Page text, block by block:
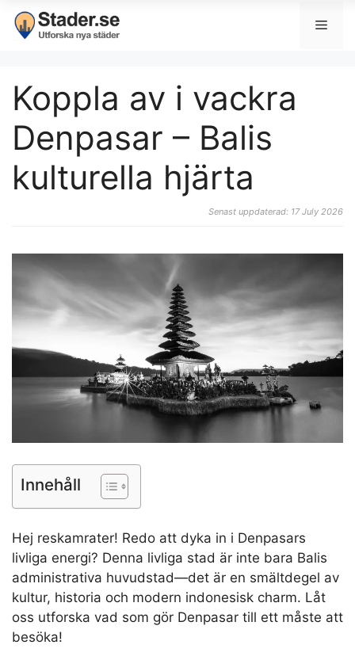
Koppla av i vackra
Denpasar – Balis
kulturella hjärta
Senast uppdaterad: 17 July 2026
Innehåll
Hej reskamrater! Redo att dyka in i Denpasars
livliga energi? Denna livliga stad är inte bara Balis
administrativa huvudstad—det är en smältdegel av
kultur, historia och modern indonesisk charm. Låt
oss utforska vad som gör Denpasar till ett måste att
besöka!